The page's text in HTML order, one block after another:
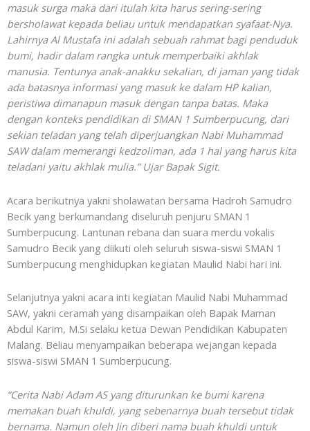
masuk surga maka dari itulah kita harus sering-sering
bersholawat kepada beliau untuk mendapatkan syafaat-Nya.
Lahirnya Al Mustafa ini adalah sebuah rahmat bagi penduduk
bumi, hadir dalam rangka untuk memperbaiki akhlak
manusia. Tentunya anak-anakku sekalian, di jaman yang tidak
ada batasnya informasi yang masuk ke dalam HP kalian,
peristiwa dimanapun masuk dengan tanpa batas. Maka
dengan konteks pendidikan di SMAN 1 Sumberpucung, dari
sekian teladan yang telah diperjuangkan Nabi Muhammad
SAW dalam memerangi kedzoliman, ada 1 hal yang harus kita
teladani yaitu akhlak mulia.” Ujar Bapak Sigit.
Acara berikutnya yakni sholawatan bersama Hadroh Samudro
Becik yang berkumandang diseluruh penjuru SMAN 1
Sumberpucung. Lantunan rebana dan suara merdu vokalis
Samudro Becik yang diikuti oleh seluruh siswa-siswi SMAN 1
Sumberpucung menghidupkan kegiatan Maulid Nabi hari ini.
Selanjutnya yakni acara inti kegiatan Maulid Nabi Muhammad
SAW, yakni ceramah yang disampaikan oleh Bapak Maman
Abdul Karim, M.Si selaku ketua Dewan Pendidikan Kabupaten
Malang. Beliau menyampaikan beberapa wejangan kepada
siswa-siswi SMAN 1 Sumberpucung.
“Cerita Nabi Adam AS yang diturunkan ke bumi karena
memakan buah khuldi, yang sebenarnya buah tersebut tidak
bernama. Namun oleh Jin diberi nama buah khuldi untuk